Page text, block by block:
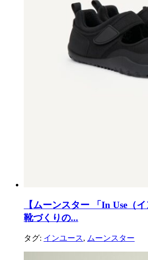
【ムーンスター 「In Use（
靴づくりの...
タグ: インユース, ムーンスター